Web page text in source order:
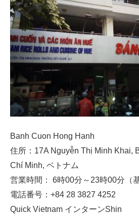
Banh Cuon Hong Hanh
住所：17A Nguyễn Thị Minh Khai,
Chí Minh, ベトナム
営業時間： 6時00分～23時00分（
電話番号：+84 28 3827 4252
Quick Vietnam インターンShin